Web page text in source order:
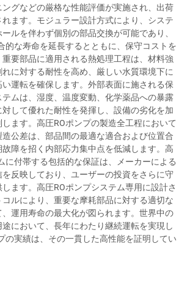
グなどの厳格な性能評価が実施され、出荷
ます。モジュラー設計方式により、システ
ルを伴わず個別の部品交換が可能であり、
的な寿命を延長するとともに、保守コストを
要部品に適用される熱処理工程は、材料強
に対する耐性を高め、厳しい水質環境下に
運転を確保します。外部表面に施される保
ムは、湿度、温度変動、化学薬品への暴露
して優れた耐性を発揮し、設備の劣化を加
ます。高圧ROポンプの製造全工程において
公差は、部品間の最適な適合および位置合
障を招く内部応力集中点を低減します。高
に付帯する包括的な保証は、メーカーによる
反映しており、ユーザーの投資をさらに守
ます。高圧ROポンプシステム専用に設計さ
ルにより、重要な摩耗部品に対する適切な
運用寿命の最大化が図られます。世界中の
において、長年にわたり継続運転を実現し
の実績は、その一貫した高性能を証明してい